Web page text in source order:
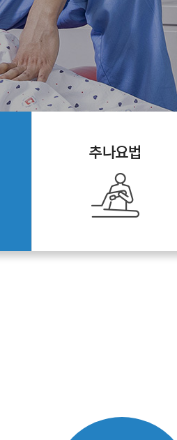
추나요법